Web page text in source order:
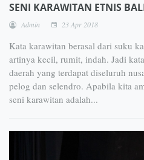
SENI KARAWITAN ETNIS
Admin 23 Apr 2018
Kata karawitan berasal dari suku
artinya kecil, rumit, indah. Jadi
daerah yang terdapat diseluruh
pelog dan selendro. Apabila kita
seni karawitan adalah...